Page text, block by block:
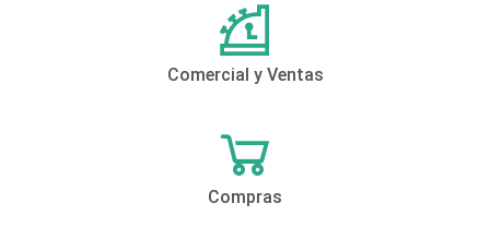
Comercial y Ventas
Compras